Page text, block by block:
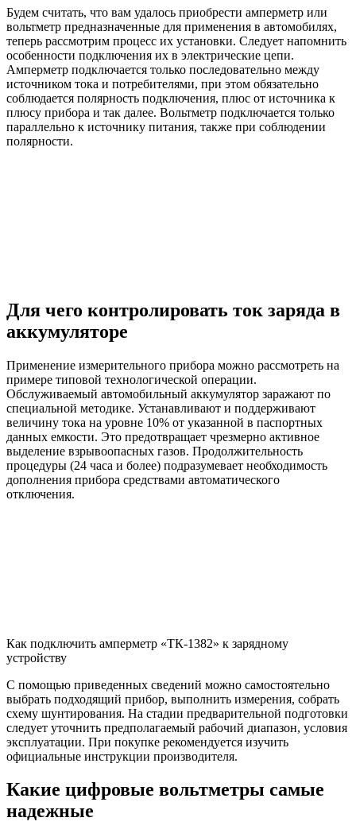
Будем считать, что вам удалось приобрести амперметр или
вольтметр предназначенные для применения в автомобилях,
теперь рассмотрим процесс их установки. Следует напомнить
особенности подключения их в электрические цепи.
Амперметр подключается только последовательно между
источником тока и потребителями, при этом обязательно
соблюдается полярность подключения, плюс от источника к
плюсу прибора и так далее. Вольтметр подключается только
параллельно к источнику питания, также при соблюдении
полярности.
Для чего контролировать ток заряда в
аккумуляторе
Применение измерительного прибора можно рассмотреть на
примере типовой технологической операции.
Обслуживаемый автомобильный аккумулятор заражают по
специальной методике. Устанавливают и поддерживают
величину тока на уровне 10% от указанной в паспортных
данных емкости. Это предотвращает чрезмерно активное
выделение взрывоопасных газов. Продолжительность
процедуры (24 часа и более) подразумевает необходимость
дополнения прибора средствами автоматического
отключения.
Как подключить амперметр «ТК-1382» к зарядному
устройству
С помощью приведенных сведений можно самостоятельно
выбрать подходящий прибор, выполнить измерения, собрать
схему шунтирования. На стадии предварительной подготовки
следует уточнить предполагаемый рабочий диапазон, условия
эксплуатации. При покупке рекомендуется изучить
официальные инструкции производителя.
Какие цифровые вольтметры самые
надежные